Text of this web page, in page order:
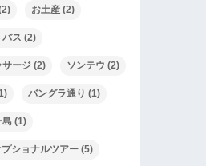
お土産 (2)
バス (2)
サージ (2) ソンテウ (2)
バングラ通り (1)
島 (1)
ショナルツアー (5)